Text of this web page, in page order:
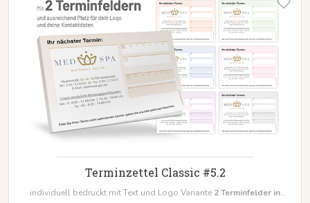
Terminzettel Classic #5.2
individuell bedruckt mit Text und Logo Variante 2Terminfelder in